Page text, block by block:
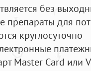
без
препараты для
круглосуточно
Master Card или